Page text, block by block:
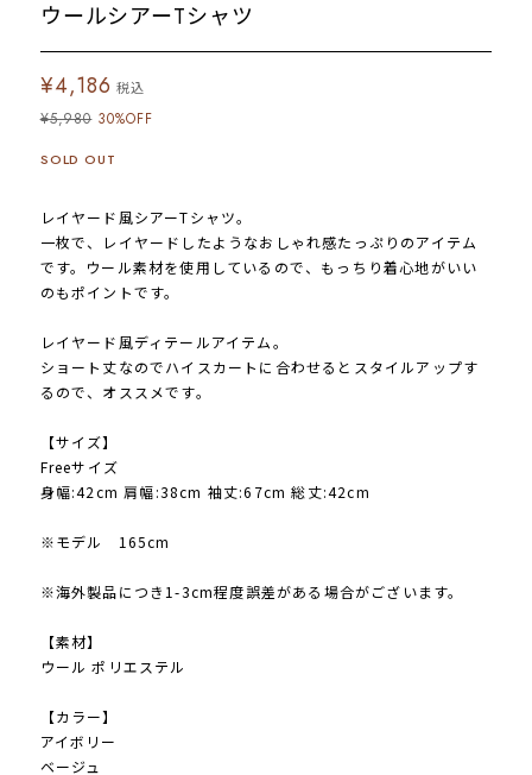
ウールシアーTシャツ
¥4,186 税込
¥5,980 30%OFF
SOLD OUT
レイヤード風シアーTシャツ。
一枚で、レイヤードしたようなおしゃれ感たっぷりのアイテム
です。ウール素材を使用しているので、もっちり着心地がいい
のもポイントです。
レイヤード風ディテールアイテム。
ショート丈なのでハイスカートに合わせるとスタイルアップす
るので、オススメです。
【サイズ】
Freeサイズ
身幅:42cm 肩幅:38cm 袖丈:67cm 総丈:42cm
※モデル 165cm
※海外製品につき1-3cm程度誤差がある場合がございます。
【素材】
ウール ポリエステル
【カラー】
アイボリー
ベージュ